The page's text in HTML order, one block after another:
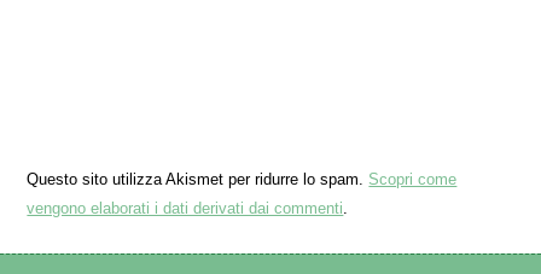
Questo sito utilizza Akismet per ridurre lo spam. Scopri come
vengono elaborati i dati derivati dai commenti.